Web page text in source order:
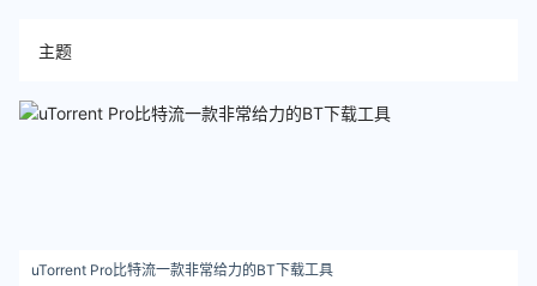
主题
uTorrent Pro比特流一款非常给力的BT下载工具